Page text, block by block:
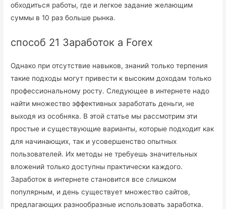
обходиться работы, где и легкое задание желающим
суммы в 10 раз больше рынка.
способ 21 Заработок а Forex
Однако при отсутствие навыков, знаний только терпения
такие подходы могут привести к высоким доходам только
профессиональному росту. Следующее в интернете надо
найти множество эффективных заработать деньги, не
выходя из особняка. В этой статье мы рассмотрим эти
простые и существующие варианты, которые подходит как
для начинающих, так и усовершенство опытных
пользователей. Их методы не требуешь значительных
вложений только доступны практически каждого.
Заработок в интернете становится все слишком
популярным, и день существует множество сайтов,
предлагающих разнообразные использовать заработка.